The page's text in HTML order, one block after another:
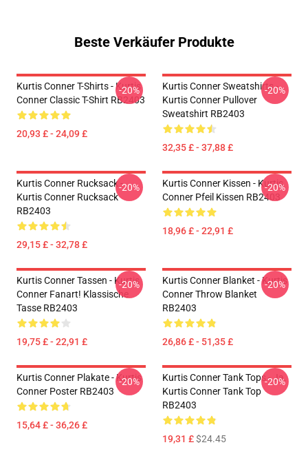
Beste Verkäufer Produkte
Kurtis Conner T-Shirts - Kurtis
Conner Classic T-Shirt RB2403
20,93 £ - 24,09 £
-20%
Kurtis Conner Sweatshirts -
Kurtis Conner Pullover
Sweatshirt RB2403
32,35 £ - 37,88 £
-20%
Kurtis Conner Rucksack -
Kurtis Conner Rucksack
RB2403
29,15 £ - 32,78 £
-20%
Kurtis Conner Kissen - Kurtis
Conner Pfeil Kissen RB2403
18,96 £ - 22,91 £
-20%
Kurtis Conner Tassen - Kurtis
Conner Fanart! Klassische
Tasse RB2403
19,75 £ - 22,91 £
-20%
Kurtis Conner Blanket - Kurtis
Conner Throw Blanket
RB2403
26,86 £ - 51,35 £
-20%
Kurtis Conner Plakate - Kurtis
Conner Poster RB2403
15,64 £ - 36,26 £
-20%
Kurtis Conner Tank Tops - Ja.
Kurtis Conner Tank Top
RB2403
19,31 £$24.45
-20%